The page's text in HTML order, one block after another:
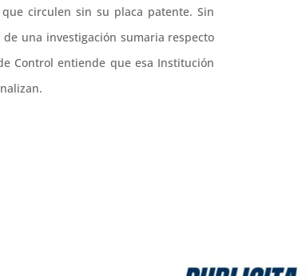
circulen sin su placa patente. Sin
una investigación sumaria respecto
Control entiende que esa Institución